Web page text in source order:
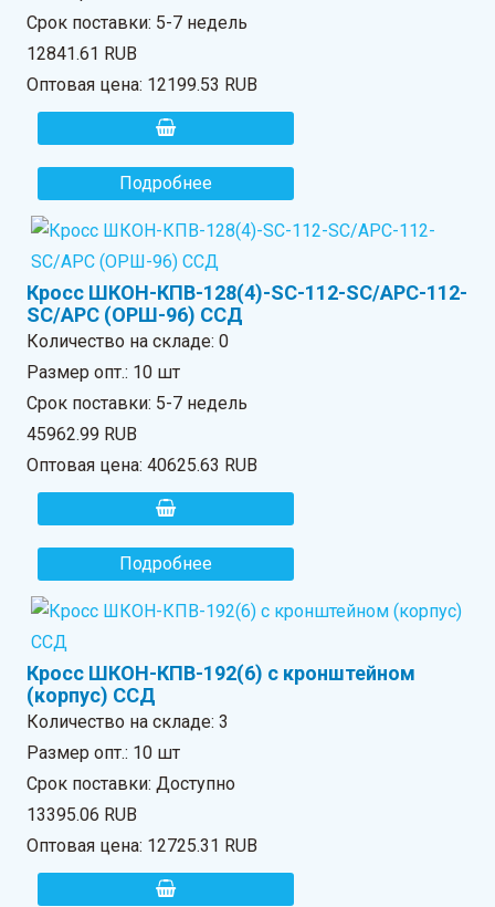
Срок поставки: 5-7 недель
12841.61 RUB
Оптовая цена: 12199.53 RUB
Подробнее
Кросс ШКОН-КПВ-128(4)-SC-112-SC/APC-112-
SC/APC (ОРШ-96) ССД
Количество на складе:0
Размер опт.: 10 шт
Срок поставки: 5-7 недель
45962.99 RUB
Оптовая цена:40625.63 RUB
Подробнее
Кросс ШКОН-КПВ-192(6) с кронштейном
(корпус) ССД
Количество на складе:3
Размер опт.: 10 шт
Срок поставки: Доступно
13395.06 RUB
Оптовая цена: 12725.31 RUB